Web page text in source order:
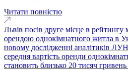
Читати повністю
Львів посів друге місце в рейтингу
орендою однокімнатного житла в
новому дослідженні аналітиків
середня вартість оренди
становить близько 20 тисяч гривень